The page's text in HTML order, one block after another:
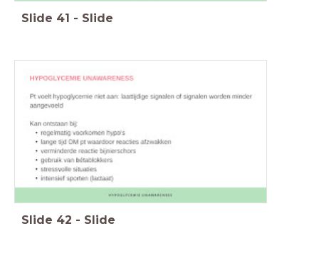
Slide 41 - Slide
Slide 42 - Slide